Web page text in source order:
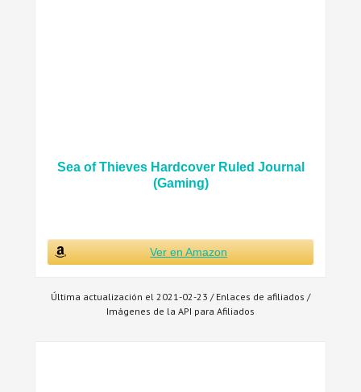
Sea of Thieves Hardcover Ruled Journal
(Gaming)
Ver en Amazon
Última actualización el 2021-02-23 / Enlaces de afiliados /
Imágenes de la API para Afiliados